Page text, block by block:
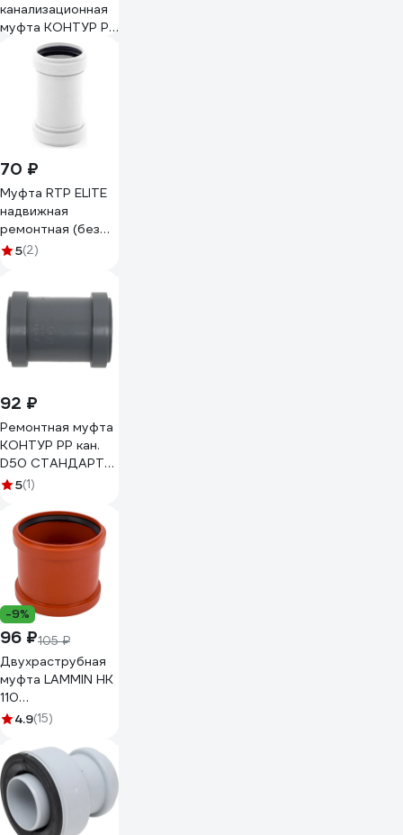
канализационная
муфта КОНТУР РР
D50 СТАНДАРТ
072301050000
70 ₽
Муфта RTP ELITE
надвижная
ремонтная (без
перегородки) МК
5(2)
92 ₽
Ремонтная муфта
КОНТУР РР кан.
D50 СТАНДАРТ
072302050000
5(1)
-9%
96 ₽105 ₽
Двухраструбная
муфта LAMMIN НК
110
Lm36010000110
4.9(15)